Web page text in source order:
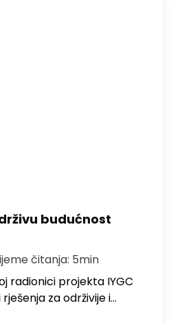
budućnost
čitanja: 5min
radionici projekta IYGC
za održivije i…